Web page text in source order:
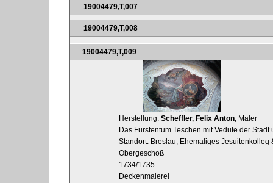
19004479,T,007
19004479,T,008
19004479,T,009
Herstellung: Scheffler, Felix Anton, Maler
Das Fürstentum Teschen mit Vedute der
Standort: Breslau, Ehemaliges
Obergeschoß
1734/1735
Deckenmalerei